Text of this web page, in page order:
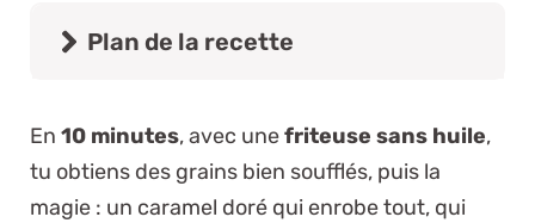
Plan de la recette
En 10 minutes, avec unefriteuse sans huile,
tu obtiens des grains bien soufflés, puis la
magie : un caramel doré qui enrobe tout, qui